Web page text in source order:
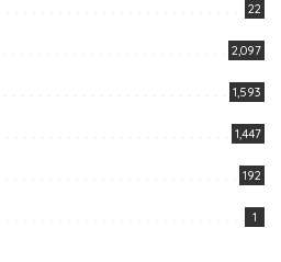
22
2,097
1,593
1,447
192
1